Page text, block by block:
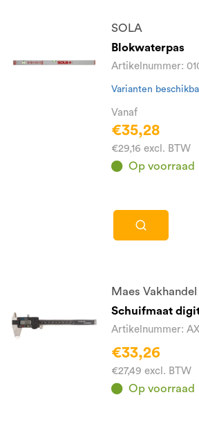
SOLA
Blokwaterpas
Artikelnummer:
Varianten
Vanaf
€35,28
€29,16 excl. BTW
Op voorraad
Maes Vakhandel
Schuifmaat
Artikelnummer:
€33,26
€27,49 excl. BTW
Op voorraad